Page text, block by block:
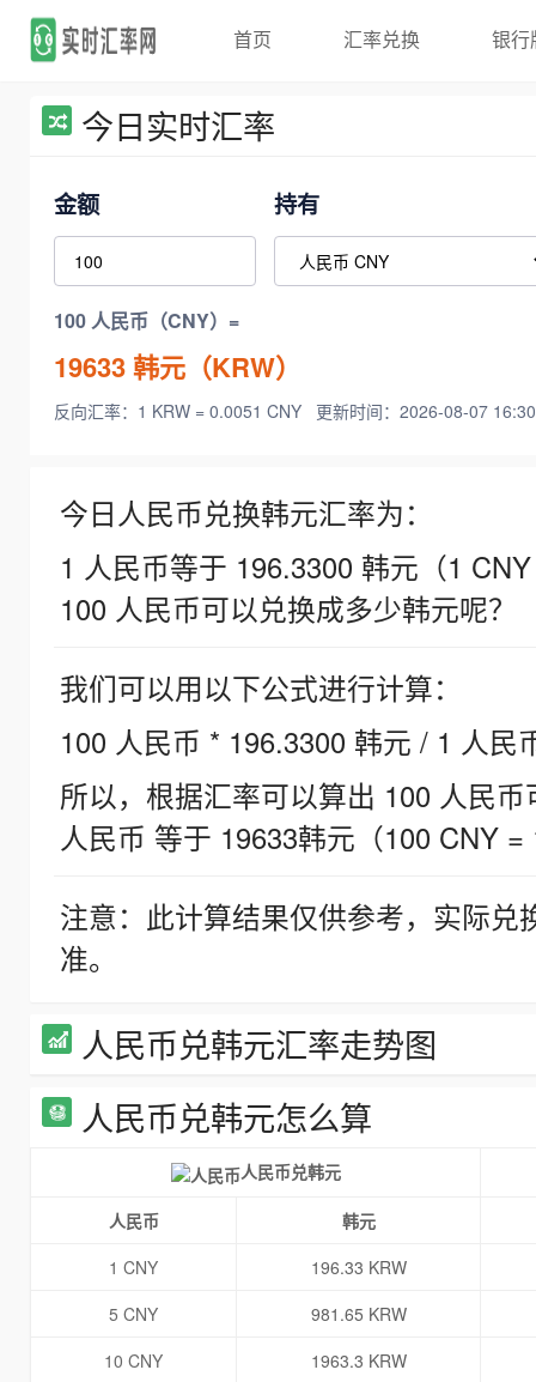
首页 汇率兑换 银行
今日实时汇率
金额 持有
100 人民币（CNY）=
19633韩元（KRW）
反向汇率：1 KRW = 0.0051 CNY 更新时间：2026-08-07
今日人民币兑换韩元汇率为：
1 人民币等于 196.3300 韩元（1
100 人民币可以兑换成多少韩元呢？
我们可以用以下公式进行计算：
100 人民币 * 196.3300 韩元 / 1 人民
所以，根据汇率可以算出 100 人民
人民币 等于 19633韩元（100 CNY =
注意：此计算结果仅供参考，实际
准。
人民币兑韩元汇率走势图
人民币兑韩元怎么算
人民币兑韩元
人民币
韩元
1 CNY
196.33 KRW
5 CNY
981.65 KRW
10 CNY
1963.3 KRW